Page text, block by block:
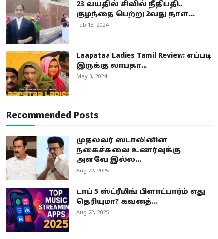
23 வயதில் சிவில் நீதிபதி..
குழந்தை பெற்று 2வது நாள...
Feb 13, 2024
Laapataa Ladies Tamil Review: எப்படி
இருக்கு லாபதா...
May 3, 2024
Recommended Posts
முதல்வர் ஸ்டாலினின்
நகைச்சுவை உணர்வுக்கு
அளவே இல்ல...
Aug 22, 2025
டாப் 5 ஸ்ட்ரீமிங் பிளாட்பார்ம் எது
தெரியுமா? கவனத்...
Aug 22, 2025